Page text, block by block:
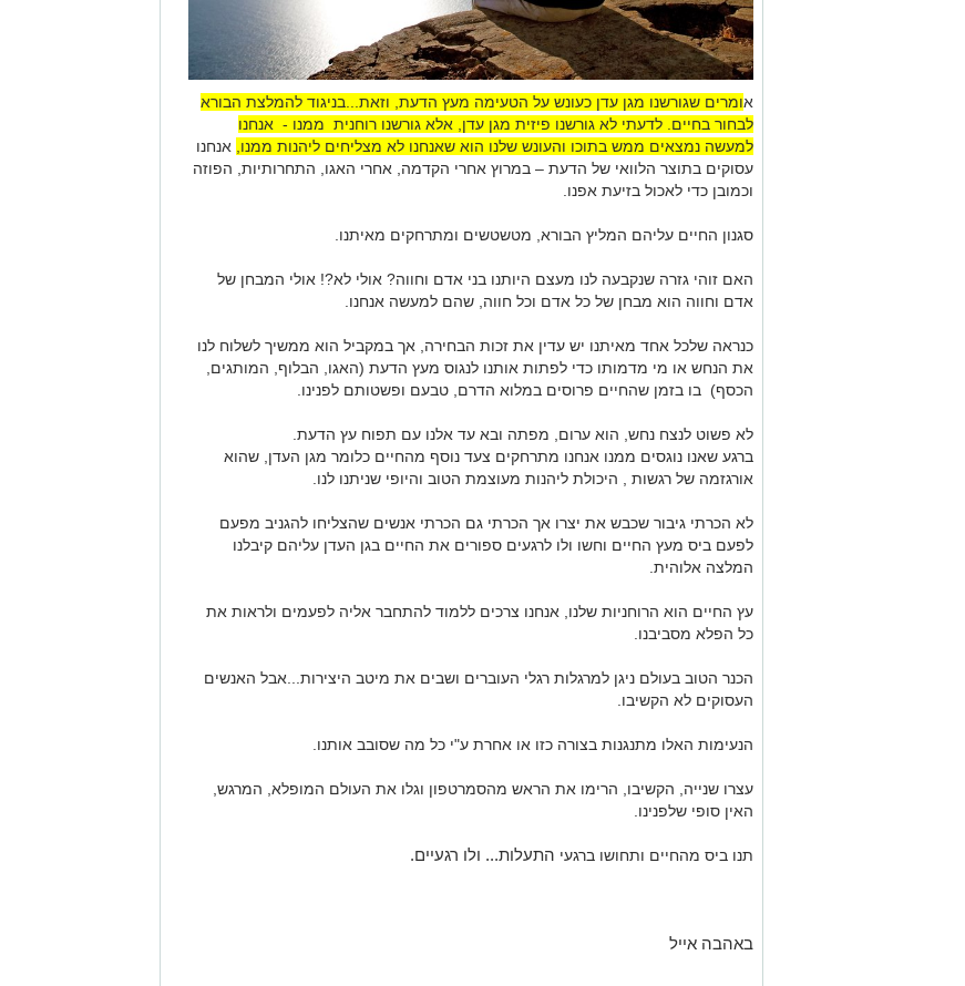
אומרים שגורשנו מגן עדן כעונש על הטעימה מעץ הדעת, וזאת...בניגוד להמלצת הבורא
לבחור בחיים. לדעתי לא גורשנו פיזית מגן עדן, אלא גורשנו רוחנית ממנו - אנחנו
למעשה נמצאים ממש בתוכו והעונש שלנו הוא שאנחנו לא מצליחים ליהנות ממנו, אנחנו
עסוקים בתוצר הלוואי של הדעת – במרוץ אחרי הקדמה, אחרי האגו, התחרותיות, הפוזה
וכמובן כדי לאכול בזיעת אפנו.
סגנון החיים עליהם המליץ הבורא, מטשטשים ומתרחקים מאיתנו.
האם זוהי גזרה שנקבעה לנו מעצם היותנו בני אדם וחווה? אולי לא?! אולי המבחן של
אדם וחווה הוא מבחן של כל אדם וכל חווה, שהם למעשה אנחנו.
כנראה שלכל אחד מאיתנו יש עדין את זכות הבחירה, אך במקביל הוא ממשיך לשלוח לנו
את הנחש או מי מדמותו כדי לפתות אותנו לנגוס מעץ הדעת (האגו, הבלוף, המותגים,
הכסף) בו בזמן שהחיים פרוסים במלוא הדרם, טבעם ופשטותם לפנינו.
לא פשוט לנצח נחש, הוא ערום, מפתה ובא עד אלנו עם תפוח עץ הדעת.
ברגע שאנו נוגסים ממנו אנחנו מתרחקים צעד נוסף מהחיים כלומר מגן העדן, שהוא
אורגזמה של רגשות , היכולת ליהנות מעוצמת הטוב והיופי שניתנו לנו.
לא הכרתי גיבור שכבש את יצרו אך הכרתי גם הכרתי אנשים שהצליחו להגניב מפעם
לפעם ביס מעץ החיים וחשו ולו לרגעים ספורים את החיים בגן העדן עליהם קיבלנו
המלצה אלוהית.
עץ החיים הוא הרוחניות שלנו, אנחנו צרכים ללמוד להתחבר אליה לפעמים ולראות את
כל הפלא מסביבנו.
הכנר הטוב בעולם ניגן למרגלות רגלי העוברים ושבים את מיטב היצירות...אבל האנשים
העסוקים לא הקשיבו.
הנעימות האלו מתנגנות בצורה כזו או אחרת ע"י כל מה שסובב אותנו.
עצרו שנייה, הקשיבו, הרימו את הראש מהסמרטפון וגלו את העולם המופלא, המרגש,
האין סופי שלפנינו.
תנו ביס מהחיים ותחושו ברגעי התעלות... ולו רגעיים.
באהבה אייל